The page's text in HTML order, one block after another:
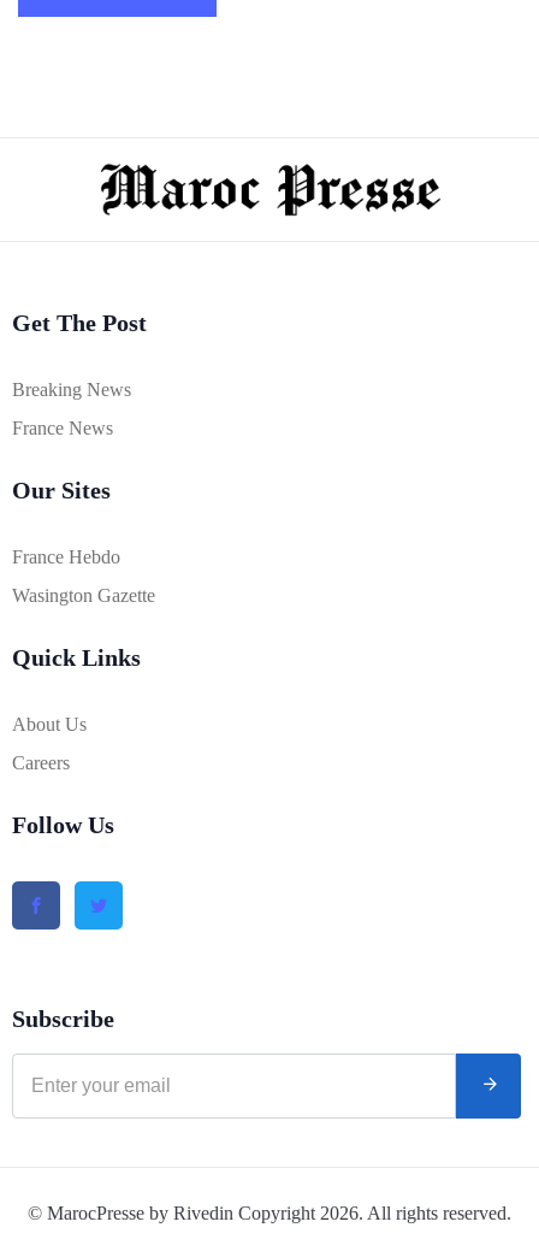
Get The Post
Breaking News
France News
Our Sites
France Hebdo
Wasington Gazette
Quick Links
About Us
Careers
Follow Us
Subscribe
© MarocPresse by Rivedin Copyright 2026. All rights reserved.